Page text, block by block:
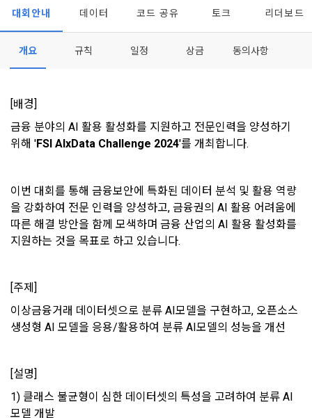
메일 인증 필요
[데이콘] 회원가입 인증메일
스를 사용하는 동안 계속 유효하다. 본 약관은 저작권 분쟁 정책
의 조항을 포함한다.
제 2 조 (용어의 정의)
1."사이트"라 함은 "회사"가 서비스를 "회원"에게 제공하기 위하
여 컴퓨터 등 정보 통신 설비를 이용하여 설정한 가상의 영업장
또는 "회사"가 운영하는 아래 웹사이트를 말한다.
제공하는 모든 서비스를 말한다. 그 외 "회사"가 운영하는 사이
트를 통해 개인이 등록한 자료를 DB화하여 각각의 목적에 맞게
분류, 가공, 집계하여 정보를 제공하는 서비스를 포함한다.
3. "개인회원"이라 함은 서비스를 이용하기 위하여 이 약관에 동
4. “인재회원”이라 함은 “데이콘 인재풀 서비스”를 이용하기 위
하여 본인의 개인정보와 프로젝트, 코드 등을 공유한 자로서, 채
용 의뢰 “기업회원”에게 개인정보, 프로젝트, 코드 등을 제공하
는 것에 동의한 “개인회원”을 말한다.
인 또는 법인을 말한다.
6. “해커톤”이라 함은 “회사”가 “사이트”에 출제한 문제에 “개인
회원”이 AI 코드를 제출하고, “회사”는 이를 평가하여 우수작을
정보보호 등에 관한 법률(이하 ‘정보통신망법’), 개인정보보호법
등 국내의 개인정보 보호 법령을 철저히 준수합니다.
데이콘이 어떤 정보를 수집하고, 수집한 정보를 어떻게 사용하
며, 필요에 따라 누구와 이를 공유(‘위탁 또는 제공’)하며, 이용목
적을 달성한 정보를 언제, 어떻게 파기 하는지 등 ‘개인정보의 한
살이’와 관련한 정보를 투명하게 제공합니다.
정보주체로서 이용자는 자신의 개인정보에 대해 어떤 권리를 가
지고 있으며, 이를 어떤 방법과 절차로 행사할 수 있는지를 알려
드립니다. 또한, 법정대리인(부모 등)이 만14세 미만 아동의 개
인정보 보호를 위해 어떤 권리를 행사할 수 있는지도 함께 안내
합니다.
개인정보 침해사고가 발생하는 경우, 추가적인 피해를 예방하고
이미 발생한 피해를 복구하기 위해 누구에게 연락하여 어떤 도
움을 받을 수 있는지 알려 드립니다.
리 및 의무 관계를 규정하여 이용자의 ‘개인정보자기결정권’을
보장하는 수단이 됩니다.
이용자에게 제공합니다.
동의를 거부 하시더라도 DACON에서 제공하는 서비스의 이용
에 제한이 되지 않습니다.
단, 할인, 이벤트 및 이용자 맞춤형 상품 추천 등의 마케팅 정보
안내 서비스가 제한됩니다.
2. 미동의 시 불이익 사항
개인정보보호법 제22조 제5항에 의해 선택정보 사항에 대해서
는 동의 거부 하시더라도 서비스 이용에 제한되지 않습니다.
단, 할인, 이벤트 및 이용자 맞춤형 상품 추천 등의 마케팅 정보
3. 서비스 정보 수신 동의 철회
DACON에서 제공하는 마케팅 정보를 원하지 않을 경우 ‘홈>계
또한 향후 마케팅 활용에 새롭게 동의하고자 하는 경우에는 ‘홈>
계정관리 페이지의 하단 마케팅(대회 진행, 교육 등) 정보 수신
동의(선택)’에서 동의하실 수 있습니다.
대회안내 데이터 코드 공유 토크 리더보드
개요 규칙 일정 상금 동의사항
[배경]
금융 분야의 AI 활용 활성화를 지원하고 전문인력을 양성하기
위해 'FSI AIxData Challenge 2024'를 개최합니다.
이번 대회를 통해 금융보안에 특화된 데이터 분석 및 활용 역량
을 강화하여 전문 인력을 양성하고, 금융권의 AI 활용 어려움에
따른 해결 방안을 함께 모색하며 금융 산업의 AI 활용 활성화를
지원하는 것을 목표로 하고 있습니다.
[주제]
이상금융거래 데이터셋으로 분류 AI모델을 구현하고, 오픈소스
생성형 AI 모델을 응용/활용하여 분류 AI모델의 성능을 개선
[설명]
1) 클래스 불균형이 심한 데이터셋의 특성을 고려하여 분류 AI
모델 개발